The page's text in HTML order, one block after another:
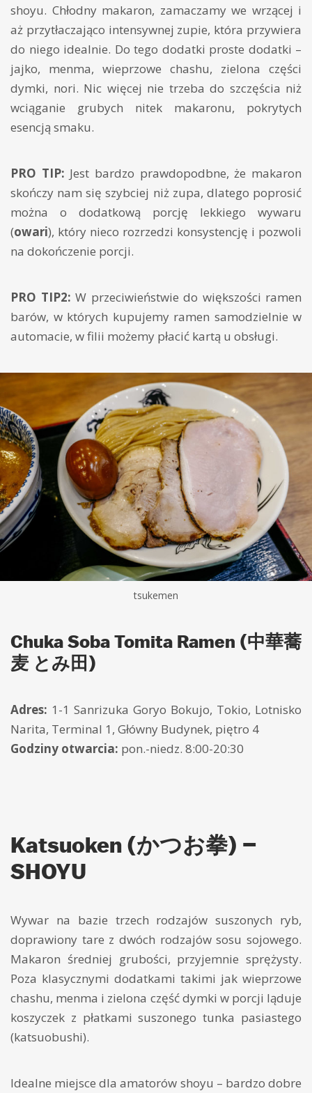
shoyu. Chłodny makaron, zamaczamy we wrzącej i
aż przytłaczająco intensywnej zupie, która przywiera
do niego idealnie. Do tego dodatki proste dodatki –
jajko, menma, wieprzowe chashu, zielona części
dymki, nori. Nic więcej nie trzeba do szczęścia niż
wciąganie grubych nitek makaronu, pokrytych
esencją smaku.
PRO TIP: Jest bardzo prawdopodbne, że makaron
skończy nam się szybciej niż zupa, dlatego poprosić
można o dodatkową porcję lekkiego wywaru
(owari), który nieco rozrzedzi konsystencję i pozwoli
na dokończenie porcji.
PRO TIP2: W przeciwieństwie do większości ramen
barów, w których kupujemy ramen samodzielnie w
automacie, w filii możemy płacić kartą u obsługi.
tsukemen
Chuka Soba Tomita Ramen (中華蕎
麦 とみ田)
Adres: 1-1 Sanrizuka Goryo Bokujo, Tokio, Lotnisko
Narita, Terminal 1, Główny Budynek, piętro 4
Godziny otwarcia: pon.-niedz. 8:00-20:30
Katsuoken (かつお拳) –
SHOYU
Wywar na bazie trzech rodzajów suszonych ryb,
doprawiony tare z dwóch rodzajów sosu sojowego.
Makaron średniej grubości, przyjemnie sprężysty.
Poza klasycznymi dodatkami takimi jak wieprzowe
chashu, menma i zielona część dymki w porcji ląduje
koszyczek z płatkami suszonego tunka pasiastego
(katsuobushi).
Idealne miejsce dla amatorów shoyu – bardzo dobre